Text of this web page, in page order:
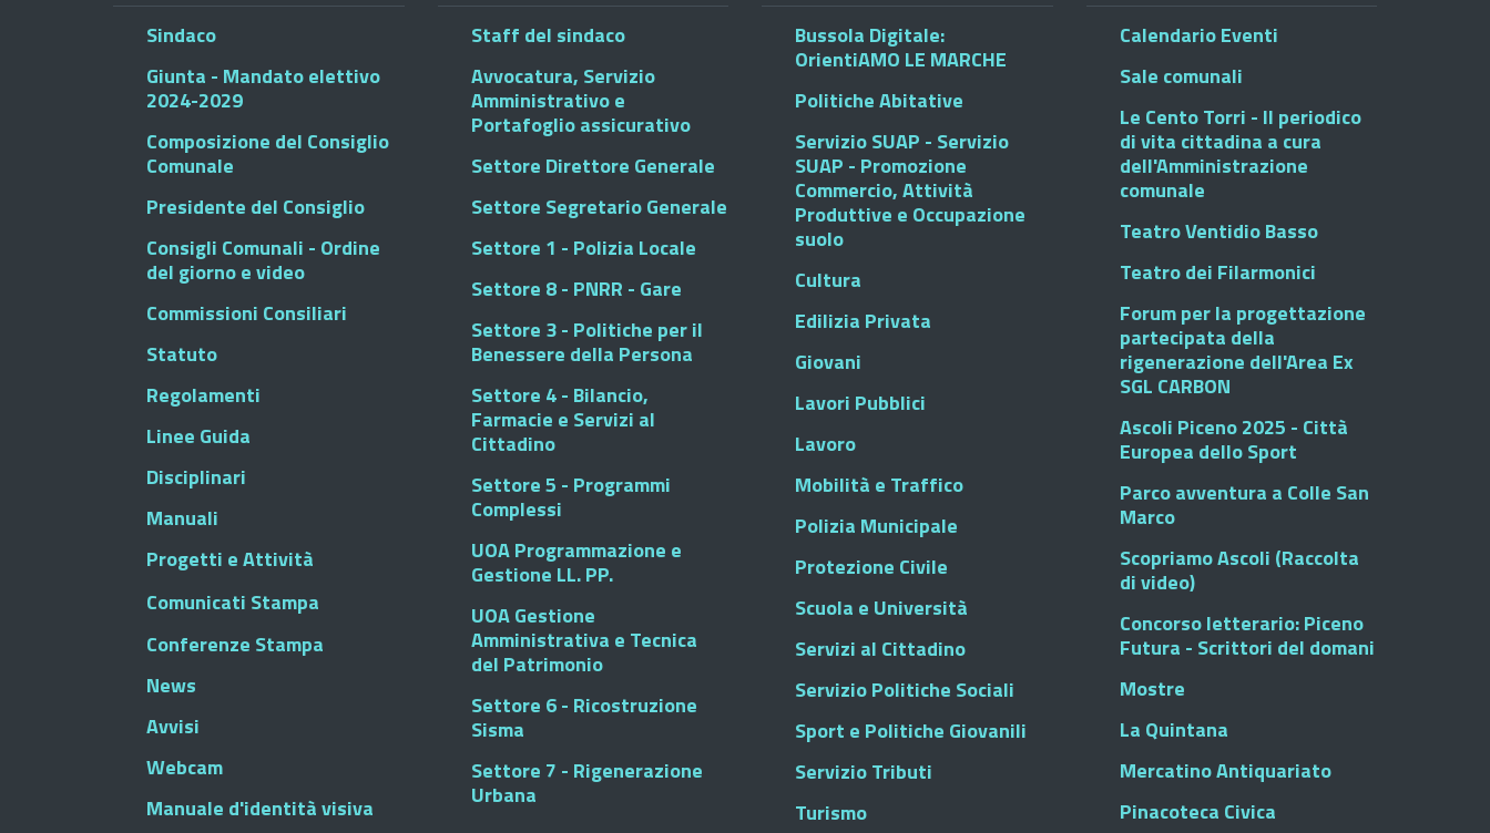
Sindaco
Giunta - Mandato elettivo
2024-2029
Composizione del Consiglio
Comunale
Presidente del Consiglio
Consigli Comunali - Ordine
del giorno e video
Commissioni Consiliari
Statuto
Regolamenti
Linee Guida
Disciplinari
Manuali
Progetti e Attività
Comunicati Stampa
Conferenze Stampa
News
Avvisi
Webcam
Manuale d'identità visiva
Staff del sindaco
Avvocatura, Servizio
Amministrativo e
Portafoglio assicurativo
Settore Direttore Generale
Settore Segretario Generale
Settore 1 - Polizia Locale
Settore 8 - PNRR - Gare
Settore 3 - Politiche per il
Benessere della Persona
Settore 4 - Bilancio,
Farmacie e Servizi al
Cittadino
Settore 5 - Programmi
Complessi
UOA Programmazione e
Gestione LL. PP.
UOA Gestione
Amministrativa e Tecnica
del Patrimonio
Settore 6 - Ricostruzione
Sisma
Settore 7 - Rigenerazione
Urbana
Bussola Digitale:
OrientiAMO LE MARCHE
Politiche Abitative
Servizio SUAP - Servizio
SUAP - Promozione
Commercio, Attività
Produttive e Occupazione
suolo
Cultura
Edilizia Privata
Giovani
Lavori Pubblici
Lavoro
Mobilità e Traffico
Polizia Municipale
Protezione Civile
Scuola e Università
Servizi al Cittadino
Servizio Politiche Sociali
Sport e Politiche Giovanili
Servizio Tributi
Turismo
Calendario Eventi
Sale comunali
Le Cento Torri - Il periodico
di vita cittadina a cura
dell'Amministrazione
comunale
Teatro Ventidio Basso
Teatro dei Filarmonici
Forum per la progettazione
partecipata della
rigenerazione dell'Area Ex
SGL CARBON
Ascoli Piceno 2025 - Città
Europea dello Sport
Parco avventura a Colle San
Marco
Scopriamo Ascoli (Raccolta
di video)
Concorso letterario: Piceno
Futura - Scrittori del domani
Mostre
La Quintana
Mercatino Antiquariato
Pinacoteca Civica